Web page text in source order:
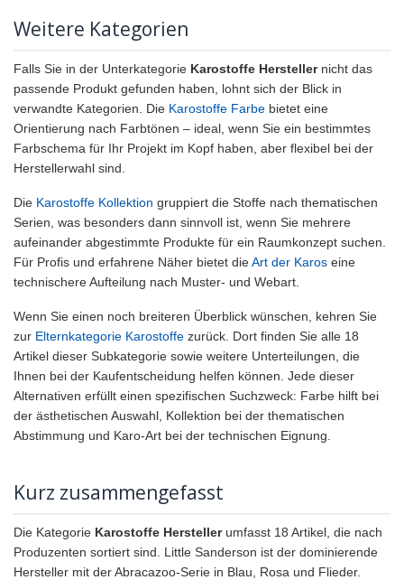
Weitere Kategorien
Falls Sie in der Unterkategorie Karostoffe Herstellernicht das
passende Produkt gefunden haben, lohnt sich der Blick in
verwandte Kategorien. Die Karostoffe Farbe bietet eine
Orientierung nach Farbtönen – ideal, wenn Sie ein bestimmtes
Farbschema für Ihr Projekt im Kopf haben, aber flexibel bei der
Herstellerwahl sind.
Die Karostoffe Kollektion gruppiert die Stoffe nach thematischen
Serien, was besonders dann sinnvoll ist, wenn Sie mehrere
aufeinander abgestimmte Produkte für ein Raumkonzept suchen.
Für Profis und erfahrene Näher bietet dieArt der Karos eine
technischere Aufteilung nach Muster- und Webart.
Wenn Sie einen noch breiteren Überblick wünschen, kehren Sie
zur Elternkategorie Karostoffe zurück. Dort finden Sie alle 18
Artikel dieser Subkategorie sowie weitere Unterteilungen, die
Ihnen bei der Kaufentscheidung helfen können. Jede dieser
Alternativen erfüllt einen spezifischen Suchzweck: Farbe hilft bei
der ästhetischen Auswahl, Kollektion bei der thematischen
Abstimmung und Karo-Art bei der technischen Eignung.
Kurz zusammengefasst
Die Kategorie Karostoffe Herstellerumfasst 18 Artikel, die nach
Produzenten sortiert sind. Little Sanderson ist der dominierende
Hersteller mit der Abracazoo-Serie in Blau, Rosa und Flieder.